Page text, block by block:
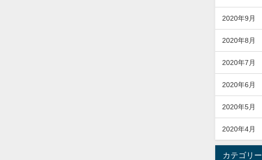
2020年9月
2020年8月
2020年7月
2020年6月
2020年5月
2020年4月
カテゴリー